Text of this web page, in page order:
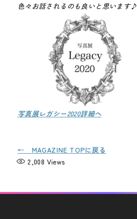
色々お話されるのも良いと思います♪
写真展レガシー2020詳細へ
← MAGAZINE TOPに戻る
2,008 Views